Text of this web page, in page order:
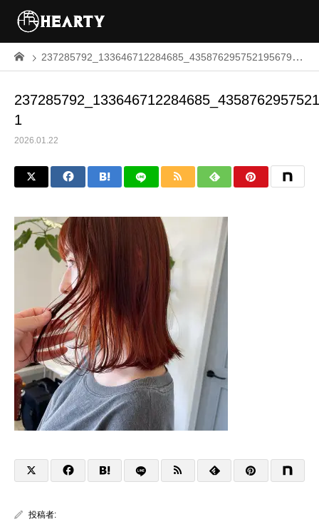
237285792_133646712284685_4358762957521956794_n-1
1
2026.01.22
投稿者: